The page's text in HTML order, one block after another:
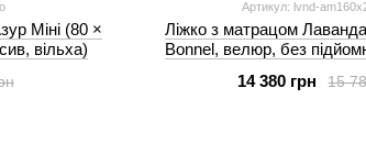
Міні (80 ×
вільха)
Артикул: lvnd-
Ліжко з матрацом
Bonnel, велюр, без
15
14 380 грн